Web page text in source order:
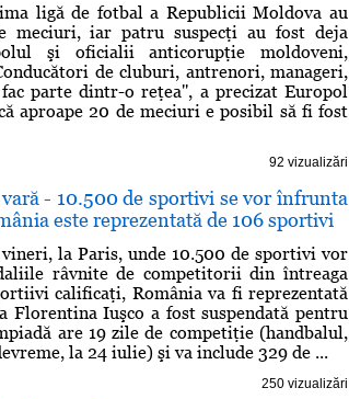
ligă de fotbal a Republicii Moldova au
meciuri, iar patru suspecţi au fost deja
şi oficialii anticorupţie moldoveni,
de cluburi, antrenori, manageri,
parte dintr-o reţea'', a precizat Europol
aproape 20 de meciuri e posibil să fi fost
92 vizualizări
- 10.500 de sportivi se vor înfrunta
este reprezentată de 106 sportivi
la Paris, unde 10.500 de sportivi vor
râvnite de competitorii din întreaga
calificaţi, România va fi reprezentată
Florentina Iuşco a fost suspendată pentru
are 19 zile de competiţie (handbalul,
la 24 iulie) şi va include 329 de ...
250 vizualizări